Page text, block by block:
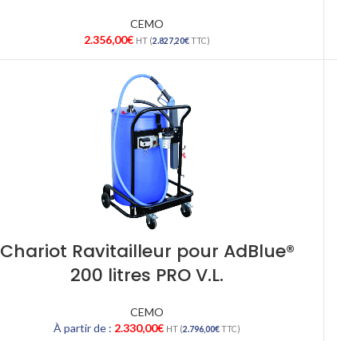
CEMO
2.356,00€ HT (2.827,20€TTC)
Chariot Ravitailleur pour AdBlue®
200 litres PRO V.L.
CEMO
À partir de : 2.330,00€ HT (2.796,00€TTC)